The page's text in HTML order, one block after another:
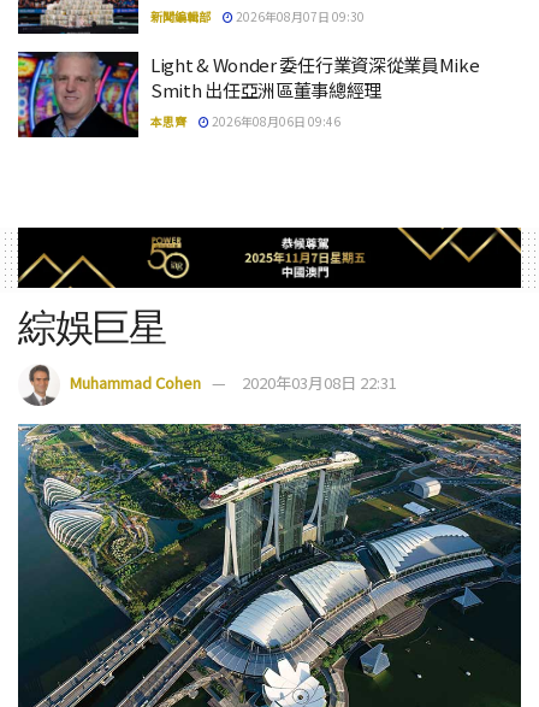
新聞編輯部 2026年08月07日 09:30
Light & Wonder 委任行業資深從業員Mike
Smith 出任亞洲區董事總經理
本思齊 2026年08月06日 09:46
綜娛巨星
Muhammad Cohen 2020年03月08日 22:31